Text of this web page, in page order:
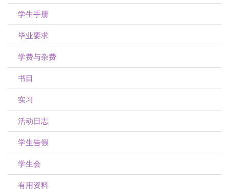
学生手册
毕业要求
学费与杂费
书目
实习
活动日志
学生告假
学生会
有用资料